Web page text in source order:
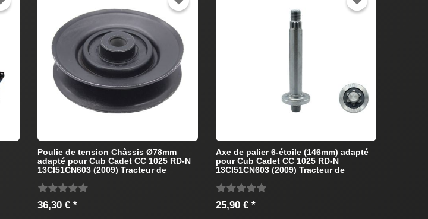
Poulie de tension Châssis Ø78mm
adapté pour Cub Cadet CC 1025 RD-N
13CI51CN603 (2009) Tracteur de
36,30 € *
Axe de palier 6-étoile (146mm) adapté
pour Cub Cadet CC 1025 RD-N
13CI51CN603 (2009) Tracteur de
25,90 € *